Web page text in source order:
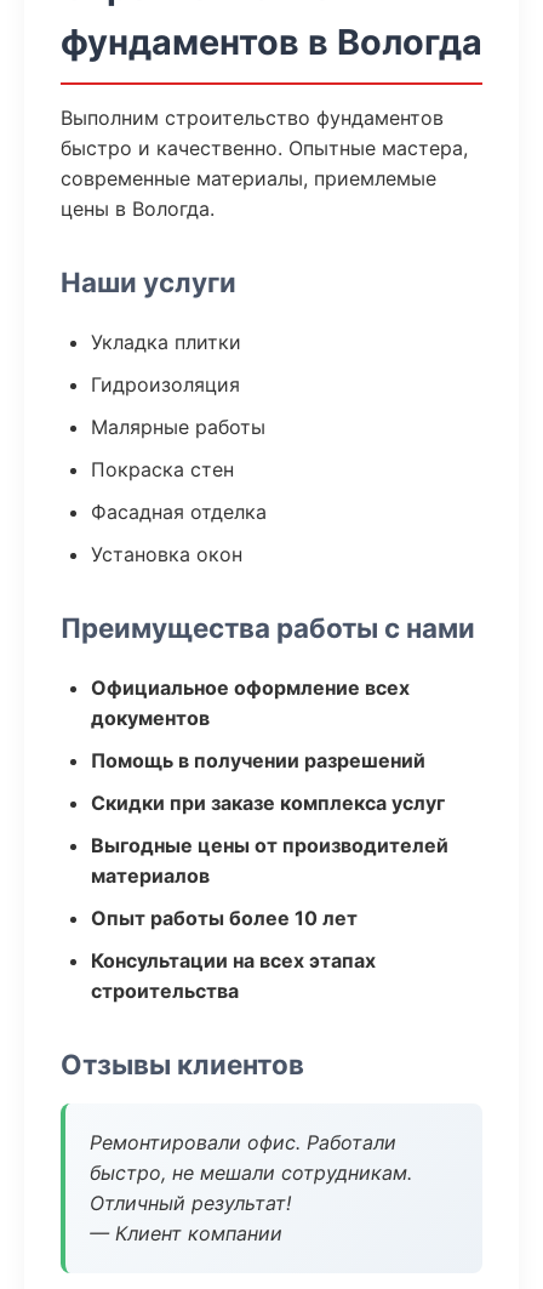
фундаментов в Вологда
Выполним строительство фундаментов
быстро и качественно. Опытные мастера,
современные материалы, приемлемые
цены в Вологда.
Наши услуги
Укладка плитки
Гидроизоляция
Малярные работы
Покраска стен
Фасадная отделка
Установка окон
Преимущества работы с нами
Официальное оформление всех
документов
Помощь в получении разрешений
Скидки при заказе комплекса услуг
Выгодные цены от производителей
материалов
Опыт работы более 10 лет
Консультации на всех этапах
строительства
Отзывы клиентов
Ремонтировали офис. Работали
быстро, не мешали сотрудникам.
Отличный результат!
— Клиент компании